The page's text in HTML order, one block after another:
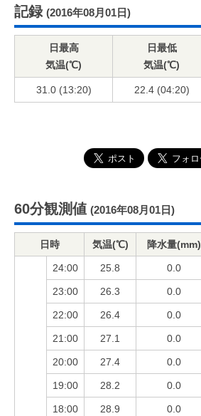
記録 (2016年08月01日)
日最高
気温(℃)
日最低
気温(℃)
31.0 (13:20) 22.4 (04:20)
60分観測値 (2016年08月01日)
日時 気温(℃) 降水量(mm)
24:00 25.8 0.0
23:00 26.3 0.0
22:00 26.4 0.0
21:00 27.1 0.0
20:00 27.4 0.0
19:00 28.2 0.0
18:00 28.9 0.0